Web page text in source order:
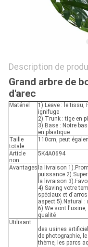
SITE
POLITIQUE
Description de
Grand arbre de
d'arec
Matériel
1).Leave : le tissu,
ignifuge
2).Trunk : tige en
3).Base : Notre
en plastique
Taille
totale
110cm, peut
Article
non.
5K4A0694
Avantages la livraison
puissance
la livraison
4).Saving votre
spéciaux et
aspect 5).Natural :
6).We sont
qualité
Utilisant
des usines
de photographie,
thème, les parcs